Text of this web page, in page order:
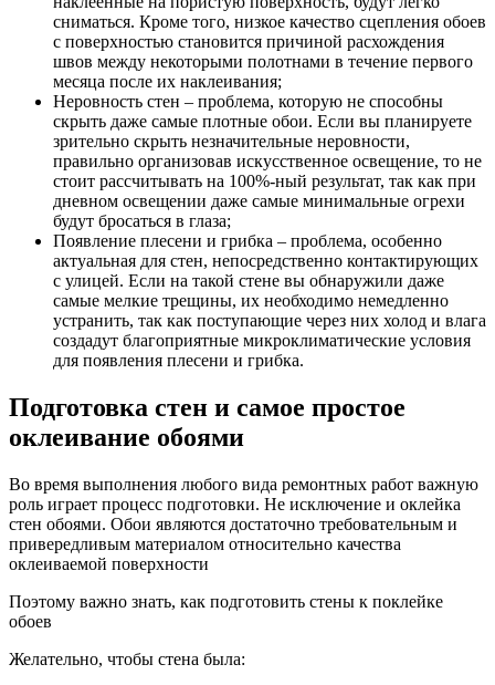
сниматься. Кроме того, низкое качество сцепления обоев
с поверхностью становится причиной расхождения
швов между некоторыми полотнами в течение первого
месяца после их наклеивания;
Неровность стен – проблема, которую не способны
скрыть даже самые плотные обои. Если вы планируете
зрительно скрыть незначительные неровности,
правильно организовав искусственное освещение, то не
стоит рассчитывать на 100%-ный результат, так как при
дневном освещении даже самые минимальные огрехи
будут бросаться в глаза;
Появление плесени и грибка – проблема, особенно
актуальная для стен, непосредственно контактирующих
с улицей. Если на такой стене вы обнаружили даже
самые мелкие трещины, их необходимо немедленно
устранить, так как поступающие через них холод и влага
создадут благоприятные микроклиматические условия
для появления плесени и грибка.
Подготовка стен и самое простое
оклеивание обоями
Во время выполнения любого вида ремонтных работ важную
роль играет процесс подготовки. Не исключение и оклейка
стен обоями. Обои являются достаточно требовательным и
привередливым материалом относительно качества
оклеиваемой поверхности
Поэтому важно знать, как подготовить стены к поклейке
обоев
Желательно, чтобы стена была: